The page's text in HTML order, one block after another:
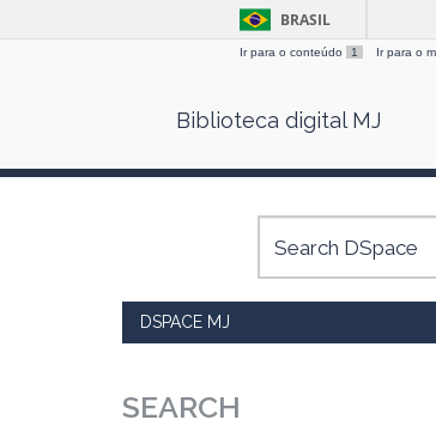
BRASIL
Ir para o conteúdo 1 Ir para o
Biblioteca digital MJ
DSPACE MJ
SEARCH